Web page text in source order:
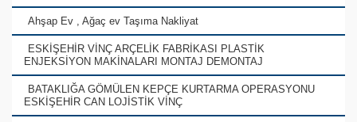
Ahşap Ev , Ağaç ev Taşıma Nakliyat
ESKİŞEHİR VİNÇ ARÇELİK FABRİKASI PLASTİK
ENJEKSİYON MAKİNALARI MONTAJ DEMONTAJ
BATAKLIĞA GÖMÜLEN KEPÇE KURTARMA OPERASYONU
ESKİŞEHİR CAN LOJİSTİK VİNÇ